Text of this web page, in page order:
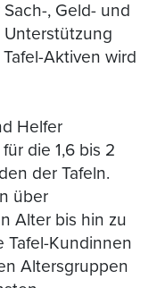
, Geld- und
Aktiven wird
Helfer
die 1,6 bis 2
der Tafeln.
über
Alter bis hin zu
Tafel-Kundinnen
Altersgruppen